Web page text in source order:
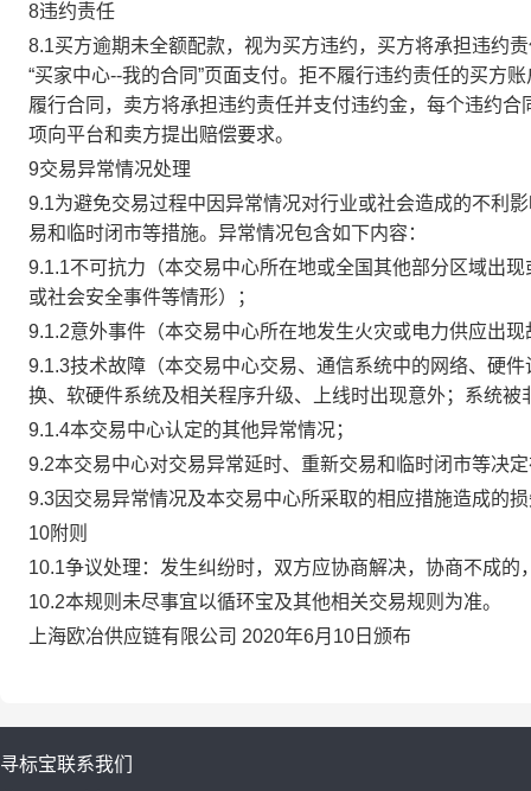
8违约责任
8.1买方逾期未全额配款，视为买方违约，买方将承担违约
“买家中心--我的合同”页面支付。拒不履行违约责任的买方
履行合同，卖方将承担违约责任并支付违约金，每个违约
项向平台和卖方提出赔偿要求。
9交易异常情况处理
9.1为避免交易过程中因异常情况对行业或社会造成的不利
易和临时闭市等措施。异常情况包含如下内容：
9.1.1不可抗力（本交易中心所在地或全国其他部分区域出
或社会安全事件等情形）；
9.1.2意外事件（本交易中心所在地发生火灾或电力供应出
9.1.3技术故障（本交易中心交易、通信系统中的网络、硬
换、软硬件系统及相关程序升级、上线时出现意外；系统
9.1.4本交易中心认定的其他异常情况；
9.2本交易中心对交易异常延时、重新交易和临时闭市等决
9.3因交易异常情况及本交易中心所采取的相应措施造成的
10附则
10.1争议处理：发生纠纷时，双方应协商解决，协商不成
10.2本规则未尽事宜以循环宝及其他相关交易规则为准。
上海欧冶供应链有限公司 2020年6月10日颁布
寻标宝联系我们